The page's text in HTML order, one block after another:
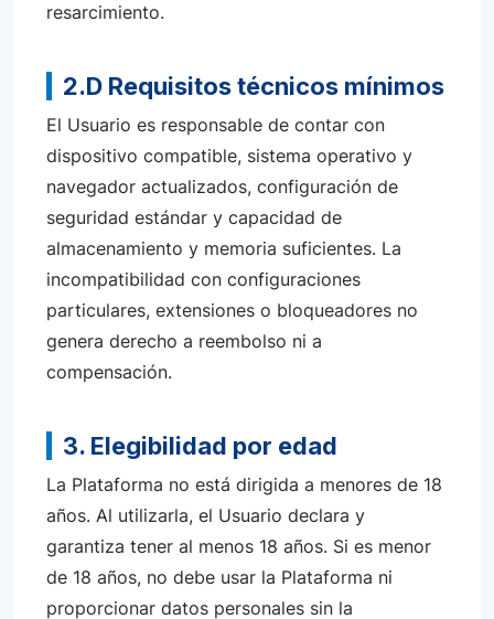
resarcimiento.
2.D Requisitos técnicos mínimos
El Usuario es responsable de contar con
dispositivo compatible, sistema operativo y
navegador actualizados, configuración de
seguridad estándar y capacidad de
almacenamiento y memoria suficientes. La
incompatibilidad con configuraciones
particulares, extensiones o bloqueadores no
genera derecho a reembolso ni a
compensación.
3. Elegibilidad por edad
La Plataforma no está dirigida a menores de 18
años. Al utilizarla, el Usuario declara y
garantiza tener al menos 18 años. Si es menor
de 18 años, no debe usar la Plataforma ni
proporcionar datos personales sin la